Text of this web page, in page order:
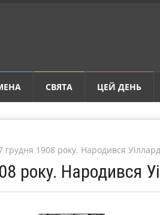
СВЯТА ЦЕЙ ДЕНЬ
грудня 1908 року. Народився
року. Народився